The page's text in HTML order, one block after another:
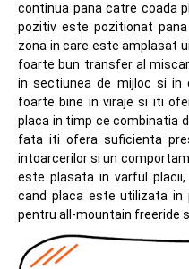
continua pana catre coada
pozitiv este pozitionat
zona in care este amplasat
foarte bun transfer al
in sectiunea de mijloc si
foarte bine in viraje si iti
placa in timp ce combinatia
fata iti ofera suficienta
intoarcerilor si un
este plasata in varful
cand placa este utilizata in
pentru all-mountain freeride